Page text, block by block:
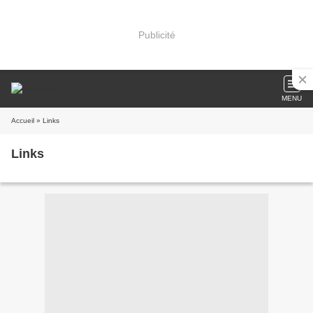
Publicité
MENU
Accueil » Links
Links